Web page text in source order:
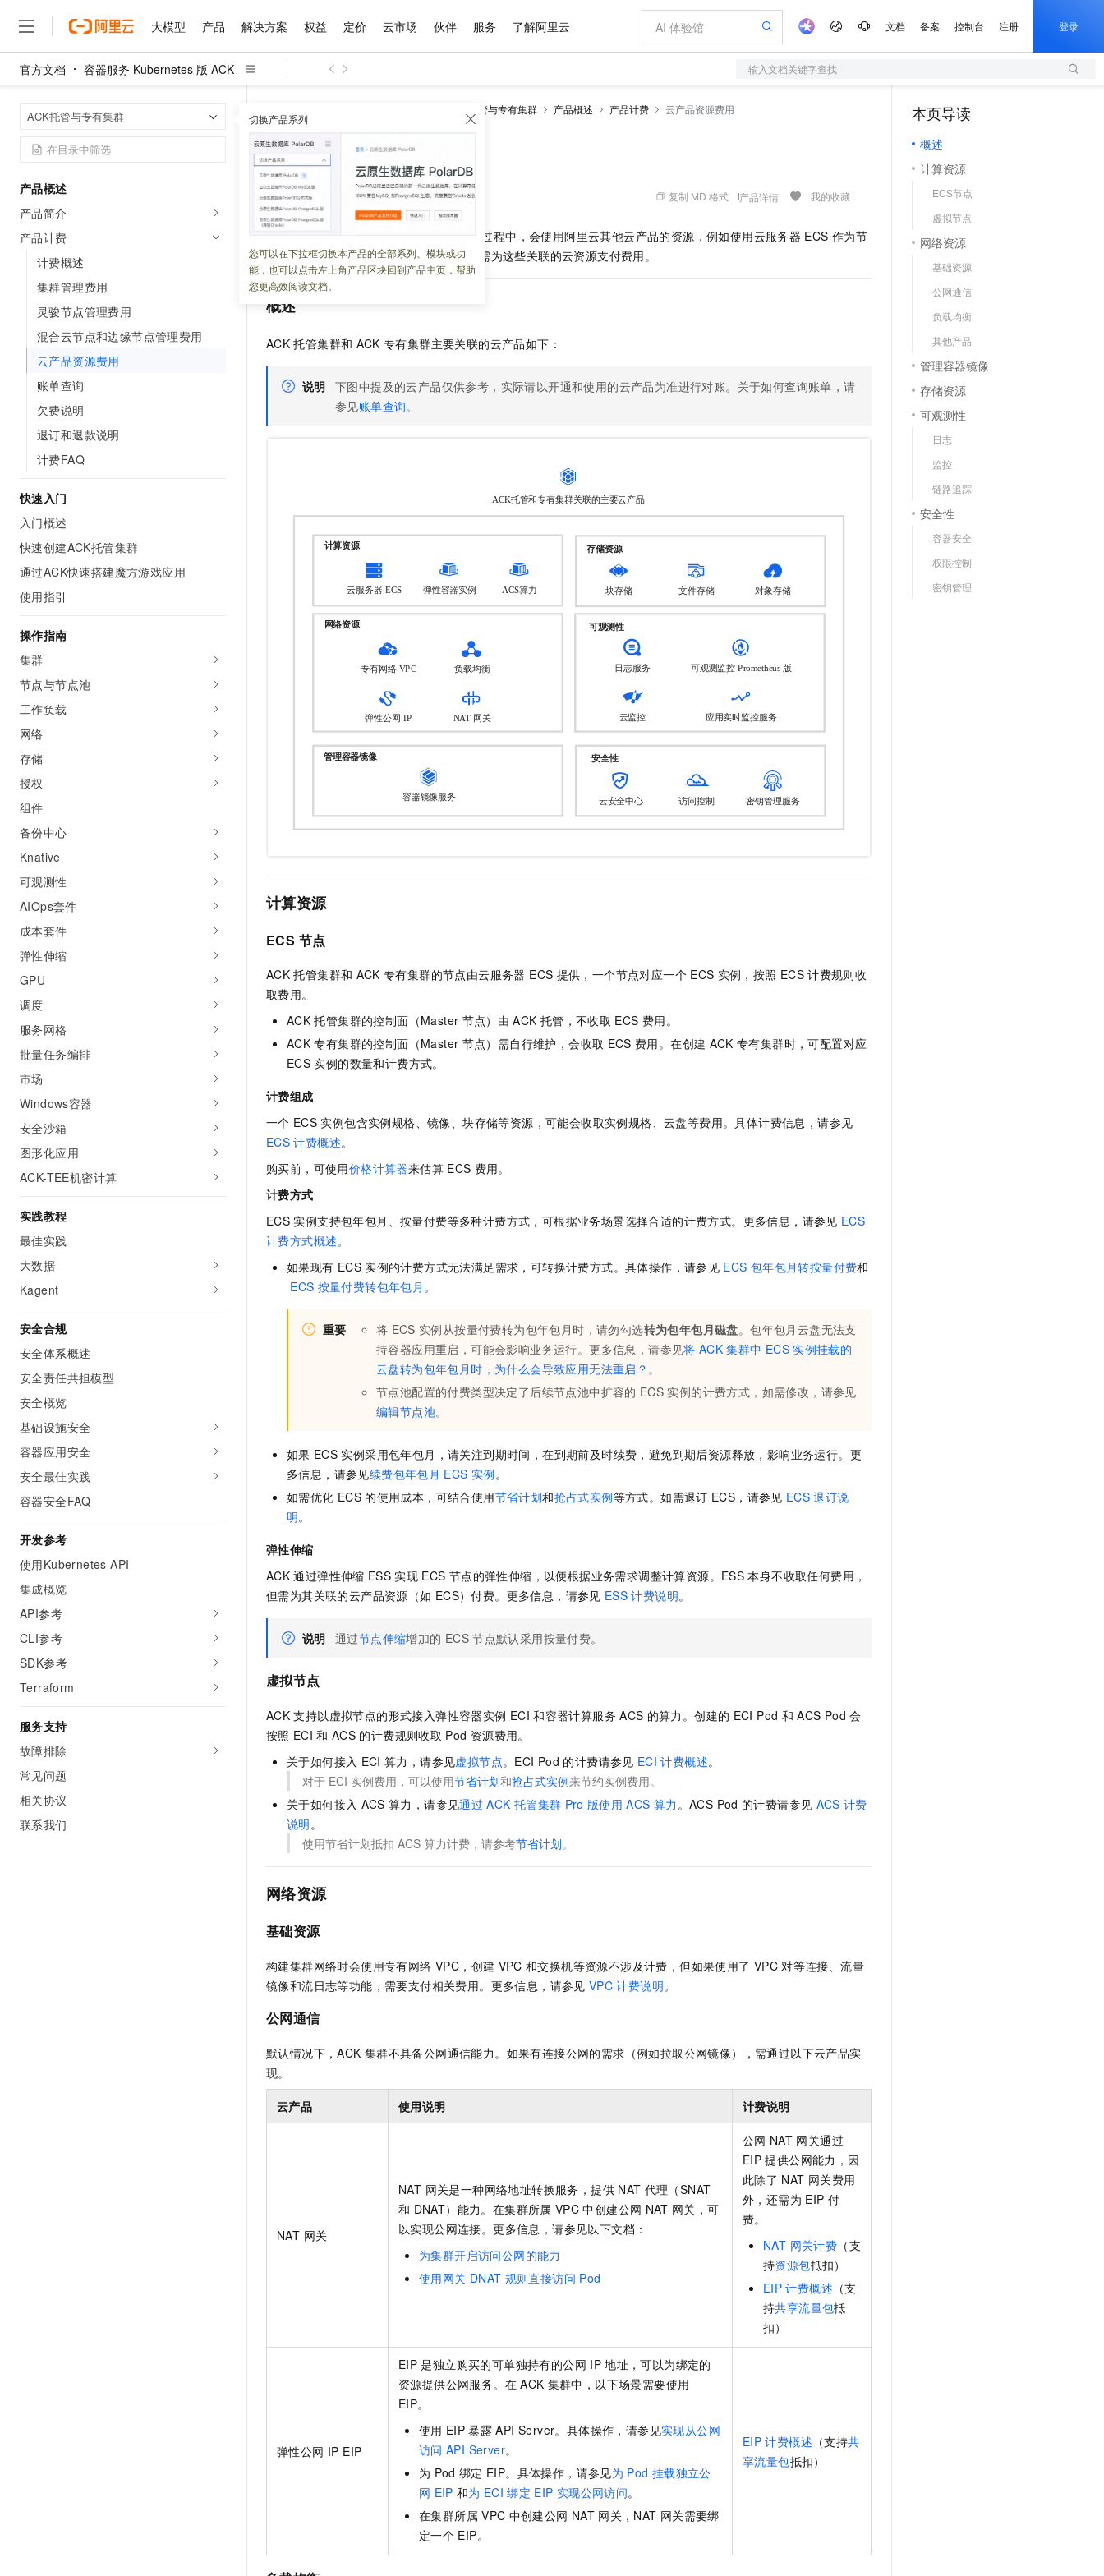
大模型 产品 解决方案 权益 定价 云市场 伙伴 服务 了解阿里云 文档 备案 控制台 注册 登录
官方文档 容器服务 Kubernetes 版 ACK 输入文档关键字查找
ACK托管与专有集群 切换产品系列
您可以在下拉框切换本产品的全部系列、模块或功
能，也可以点击左上角产品区块回到产品主页，帮助
您更高效阅读文档。
产品概述
产品简介
产品计费
计费概述
集群管理费用
灵骏节点管理费用
混合云节点和边缘节点管理费用
云产品资源费用
账单查询
欠费说明
退订和退款说明
计费FAQ
快速入门
入门概述
快速创建ACK托管集群
通过ACK快速搭建魔方游戏应用
使用指引
操作指南
集群
节点与节点池
工作负载
网络
存储
授权
组件
备份中心
Knative
可观测性
AIOps套件
成本套件
弹性伸缩
GPU
调度
服务网格
批量任务编排
市场
Windows容器
安全沙箱
图形化应用
ACK-TEE机密计算
实践教程
最佳实践
大数据
Kagent
安全合规
安全体系概述
安全责任共担模型
安全概览
基础设施安全
容器应用安全
安全最佳实践
容器安全FAQ
开发参考
使用Kubernetes API
集成概览
API参考
CLI参考
SDK参考
Terraform
服务支持
故障排除
常见问题
相关协议
联系我们
ACK托管与专有集群 产品概述 产品计费 云产品资源费用
云产品资源费用
更新时间： 2026-04-09 06:05:05 复制 MD 格式 产品详情 我的收藏
的过程中，会使用阿里云其他云产品的资源，例如使用云服务器 ECS 作为节
点等。因此，除集群本身的管理费外，还需为这些关联的云资源支付费用。
概述
ACK 托管集群和 ACK 专有集群主要关联的云产品如下：
说明 下图中提及的云产品仅供参考，实际请以开通和使用的云产品为准进行对账。关于如何查询账单，请
参见账单查询。
计算资源
ECS 节点
ACK 托管集群和 ACK 专有集群的节点由云服务器 ECS 提供，一个节点对应一个 ECS 实例，按照 ECS 计费规则收
取费用。
ACK 托管集群的控制面（Master 节点）由 ACK 托管，不收取 ECS 费用。
ACK 专有集群的控制面（Master 节点）需自行维护，会收取 ECS 费用。在创建 ACK 专有集群时，可配置对应
ECS 实例的数量和计费方式。
计费组成
一个 ECS 实例包含实例规格、镜像、块存储等资源，可能会收取实例规格、云盘等费用。具体计费信息，请参见
ECS 计费概述。
购买前，可使用价格计算器来估算 ECS 费用。
计费方式
ECS 实例支持包年包月、按量付费等多种计费方式，可根据业务场景选择合适的计费方式。更多信息，请参见 ECS
计费方式概述。
如果现有 ECS 实例的计费方式无法满足需求，可转换计费方式。具体操作，请参见 ECS 包年包月转按量付费和
ECS 按量付费转包年包月 。
重要 将 ECS 实例从按量付费转为包年包月时，请勿勾选转为包年包月磁盘。包年包月云盘无法支
持容器应用重启，可能会影响业务运行。更多信息，请参见将 ACK 集群中 ECS 实例挂载的
云盘转为包年包月时，为什么会导致应用无法重启？ 。
节点池配置的付费类型决定了后续节点池中扩容的 ECS 实例的计费方式，如需修改，请参见
编辑节点池。
如果 ECS 实例采用包年包月，请关注到期时间，在到期前及时续费，避免到期后资源释放，影响业务运行。更
多信息，请参见续费包年包月 ECS 实例。
如需优化 ECS 的使用成本，可结合使用节省计划和抢占式实例等方式。如需退订 ECS，请参见 ECS 退订说
明。
弹性伸缩
ACK 通过弹性伸缩 ESS 实现 ECS 节点的弹性伸缩，以便根据业务需求调整计算资源。 ESS 本身不收取任何费用，
但需为其关联的云产品资源（如 ECS）付费。更多信息，请参见 ESS 计费说明。
说明 通过节点伸缩增加的 ECS 节点默认采用按量付费。
虚拟节点
ACK 支持以虚拟节点的形式接入弹性容器实例 ECI 和容器计算服务 ACS 的算力。创建的 ECI Pod 和 ACS Pod 会
按照 ECI 和 ACS 的计费规则收取 Pod 资源费用。
关于如何接入 ECI 算力，请参见虚拟节点。ECI Pod 的计费请参见 ECI 计费概述。
对于 ECI 实例费用，可以使用节省计划和抢占式实例来节约实例费用。
关于如何接入 ACS 算力，请参见通过 ACK 托管集群 Pro 版使用 ACS 算力 。ACS Pod 的计费请参见 ACS 计费
说明。
使用节省计划抵扣 ACS 算力计费，请参考节省计划。
网络资源
基础资源
构建集群网络时会使用专有网络 VPC ，创建 VPC 和交换机等资源不涉及计费，但如果使用了 VPC 对等连接、流量
镜像和流日志等功能，需要支付相关费用。更多信息，请参见 VPC 计费说明。
公网通信
默认情况下，ACK 集群不具备公网通信能力。如果有连接公网的需求（例如拉取公网镜像），需通过以下云产品实
现。
云产品 使用说明 计费说明
NAT 网关
NAT 网关是一种网络地址转换服务，提供 NAT 代理（SNAT
和 DNAT）能力。在集群所属 VPC 中创建公网 NAT 网关，可
以实现公网连接。更多信息，请参见以下文档：
为集群开启访问公网的能力
使用网关 DNAT 规则直接访问 Pod
公网 NAT 网关通过
EIP 提供公网能力，因
此除了 NAT 网关费用
外，还需为 EIP 付
费。
NAT 网关计费 （支
持资源包抵扣）
EIP 计费概述 （支
持共享流量包抵
扣）
弹性公网 IP EIP
EIP 是独立购买的可单独持有的公网 IP 地址，可以为绑定的
资源提供公网服务。在 ACK 集群中，以下场景需要使用
EIP。
使用 EIP 暴露 API Server。具体操作，请参见实现从公网
访问 API Server。
为 Pod 绑定 EIP。具体操作，请参见为 Pod 挂载独立公
网 EIP 和为 ECI 绑定 EIP 实现公网访问。
在集群所属 VPC 中创建公网 NAT 网关，NAT 网关需要绑
定一个 EIP。
EIP 计费概述 （支持共
享流量包抵扣）
本页导读
概述
计算资源
ECS节点
虚拟节点
网络资源
基础资源
公网通信
负载均衡
其他产品
管理容器镜像
存储资源
可观测性
日志
监控
链路追踪
安全性
容器安全
权限控制
密钥管理
大模型
大模型服务平台百炼
大模型
文本生成
Qwen3.8-Max HOT
智能体时代全能旗舰模型
Qwen3.7-Plus
Kimi-K3 NEW
Kimi 最新旗舰模型，长程编程与推理利器
语音识别与合成
Qwen3-TTS-Flash
在线体验全尺寸、多种模态的模型效果
新一代 AI 视频生成模型，深度适配广告营销等场景
大模型服务平台百炼-应用模版
丰富多元化的应用模版和解决方案
灵活可视化地构建企业级 Agent
人工智能平台 PAI
AI Native 的算法工程平台，一站式完成建模、训练、推理服务部署
秒悟
云端极速 AI 应用创作平台
NEW
一站式AI生产力平台
多模态内容创作工具，已接入 DeepSeek
快速部署 Dify，高效搭建 AI 应用
10 分钟在聊天系统中增加一个 AI 助手
10分钟微调：让0.6B模型媲美235B模型
用1%尺寸在特定领域达到大模型90%以上效果
即刻拥有 DeepSeek-R1 满血版
多模态数据信息提取
超强辅助，Bolt.diy 一步搞定创意建站
产品
精选产品
人工智能与机器学习
容器
存储
网络与CDN
安全
中间件
数据库
媒体服务
企业服务与云通信
域名与网站
Serverless
开发工具
迁移与运维管理
专有云
精选产品
大模型服务平台百炼
大模型服务与应用平台
千问大模型
多元化、高性能、安全可靠的大模型服务
无影云电脑
随时随地安全接入的云上超级电脑
云解析DNS
面向分析的企业级SaaS模式云数据仓库
域名与网站
对象存储 OSS
人工智能平台 PAI
一站式AI开发、训练和推理服务
Qoder CN
提供一站式管理容器应用的 K8s 服务
全托管，含MySQL、PostgreSQL、SQL Server、MariaDB多引擎
Qoder
面向真实软件的智能体编程平台
轻量应用服务器
数字证书管理服务（原SSL证书）
实现全站HTTPS，呈现可信的WEB访问
解决方案
精选解决方案
AI
大数据
现代化应用
网络
可观测
政企业务
精选解决方案
睿译宝，AI翻译排版一步到位
上传文档即自动完成翻译和格式还原
GLM-5.2：长任务时代开源旗舰模型
真正可用的 1M 上下文,一次完成代码全链路开发
Hermes Agent，打造自进化智能体
自主进化，持久记忆，越用越聪明
快速拥有专属 OpenClaw
即刻拥有 DeepSeek-V4-Pro
轻松解锁专属 DeepSeek-V4-Pro
5 分钟轻松部署专属 QwenPaw HOT
从聊天伙伴进化为能主动干活的本地数字员工
Claude Code + GStack 打造工程团队
一键购买专属联机服务器，轻松开启游戏
高效搭建 AI 智能体与工作流应用
通过阿里云百炼高效搭建AI应用,助力高效开发
Agency Agents：拥有专属领域专家
HappyHorse 打造一站式影视创作平台
漫剧工坊：一站式动画创作平台
快速生产连贯的高质量长漫剧
高效部署网站，快速应用到小程序
权益 普惠上云
普惠上云 官方力荐
云服务器38元/年起，超值低价云产品抢先购
官方推荐返现计划
推荐新用户得奖励，单订单最高返9万
云工开物
高校专属算力普惠，学生认证享300元代金券
免费试用
最高领取价值200元试用点，立即开启云上创新
AI 产品 免费试用
1亿+ 大模型 tokens 和 30+ 款产品免费体验
AI 特惠
智启 AI 普惠权益
阿里云 OPC 创新助力计划
至高百万元 Token 补贴，加速一人公司成长
Token Plan 模型订阅计划 NEW
Qwen3.8-Max 首发尝鲜，限时加量 10 倍，夜间低至2折
千问办公，限时限量积分加倍
送.CN域名，送备案服务码
Night Plan 支持 Qwen 3.8-Max NEW
AI 场景体验
从图文生成到视频创作，一键激活电商全链路生产力
AI 广告创作
图文、视频一站生成，高效打造优质广告素材
AI 办公
AI 活动
AI 生产力先锋
先锋实践拓展 AI 生产力的边界
飞天发布时刻
所见，即是所愿
从基础到进阶，Agent 创客手把手教你
创新加速
覆盖90%+业务场景，专享组合折扣价
精选AI产品，从模型到应用全链提效
AI 用量加速计划
新老同享，达量后返
定价 产品定价
了解云产品的定价详情
云上成本管理
管理和优化成本
价格计算器
自助选配和估算价格
价格优势
推动算力普惠，释放技术红利
配置报价器
阿里云 OPC 创新助力计划
Token 补贴，五大权
益加速 OPC 成功
云市场 精选商城
网站建设
多端小程序
Salesforce 国际版订阅
友盟天域
观测云
Tuya 物联网平台阿里云版
蓝凌 OA
畅捷通
Tableau 订阅
AI空中课堂在线直播课堂（旗舰版）
开发者生态解决方案
AI 开发和 AI 应用解决方案
数据与 API
数据集
身份实名认证
短信
OCR 文字识别
发票查验
企业应用
财税管理
400电话
基础软件
JAVA
Red Hat
定制建站
模板小程序
定制小程序
专业服务
上云迁移
SSL 证书
堡垒机
AI 应用及服务市场
伙伴 成为销售伙伴
分销伙伴
咨询伙伴
销售伙伴合作计划
Salesforce On Alibaba Cloud
Consulting Partner 合作计划
AI 大模型销售与服务生态合作计划
成为产品伙伴
产品生态集成认证中心
产品生态伙伴工作台
产品伙伴合作计划
云网络合作计划
服务伙伴合作计划
Al MaaS 服务伙伴赋能合作
伙伴信用分合作计划
合作伙伴培训与认证
查询合作伙伴
登录合作伙伴管理后台
服务 售前咨询
在线服务
售后服务
自助服务
工单服务
短信专区
企业增值服务
企业支持计划
企业增值服务台
企业成长
服务实践
阿里云认证
信息公告
开发者社区
了解阿里云 为什么选择阿里云
什么是云计算
技术领先
稳定可靠
安全合规
分析师报告
研究报告与白皮书
云开发大赛
最佳实践
云上春晚
云栖战略参考
云上的中国
看见新力量
金融模力时刻
市场活动 加入我们